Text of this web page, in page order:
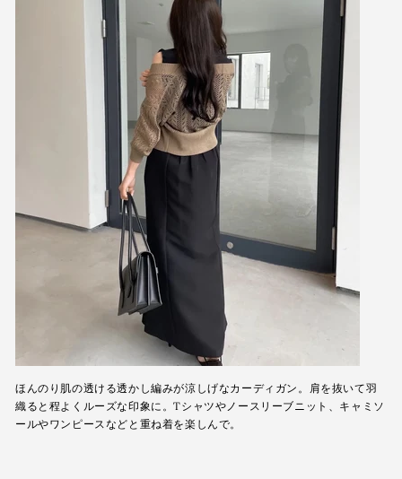
ほんのり肌の透ける透かし編みが涼しげなカーディガン。肩を抜いて羽
織ると程よくルーズな印象に。Tシャツやノースリーブニット、キャミソ
ールやワンピースなどと重ね着を楽しんで。